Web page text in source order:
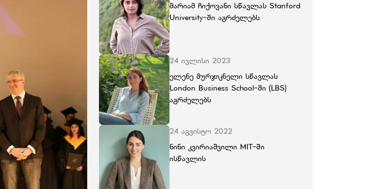
მარიამ ჩიქოვანი სწავლას Stanford
University-ში აგრძელებს
24 ივლისი 2023
ელენე მურჯიკნელი სწავლას
London Business School-ში (LBS)
აგრძელებს
24 აგვისტო 2022
ნინი კვირიაშვილი MIT-ში
ისწავლის